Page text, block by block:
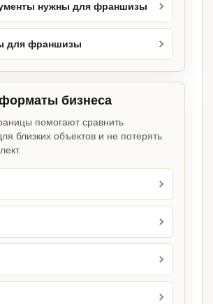
нужны для франшизы
для франшизы
бизнеса
помогают сравнить
близких объектов и не потерять